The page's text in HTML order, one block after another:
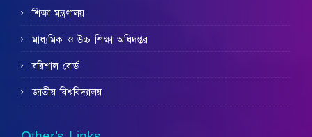
শিক্ষা মন্ত্রণালয়
মাধ্যমিক ও উচ্চ শিক্ষা অধিদপ্তর
বরিশাল বোর্ড
জাতীয় বিশ্ববিদ্যালয়